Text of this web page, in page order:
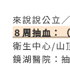
來說說公立
８周抽血：
衛生中心/山
鏡湖醫院：